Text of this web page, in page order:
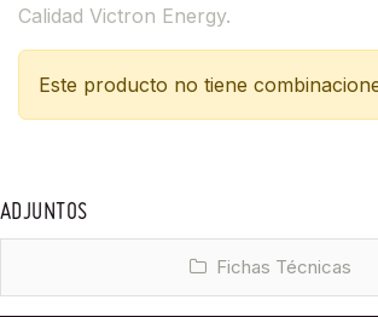
Calidad Victron Energy.
Este producto no tiene
ADJUNTOS
Fichas Técnicas